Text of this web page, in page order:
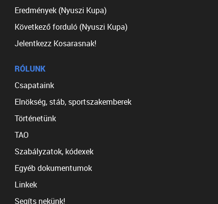
Eredmények (Nyuszi Kupa)
Következő forduló (Nyuszi Kupa)
Jelentkezz Kosarasnak!
RÓLUNK
Csapataink
Elnökség, stáb, sportszakemberek
Történetünk
TAO
Szabályzatok, kódexek
Egyéb dokumentumok
Linkek
Segíts nekünk!